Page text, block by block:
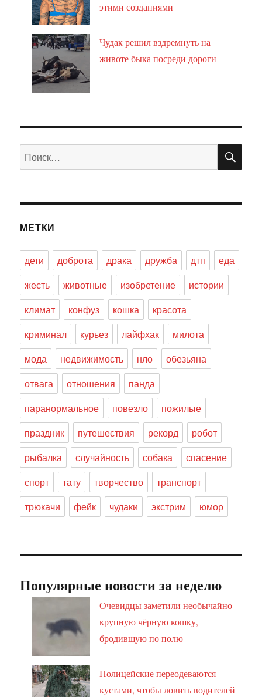
этими созданиями
Чудак решил вздремнуть на
животе быка посреди дороги
Искать:
МЕТКИ
дети доброта драка дружба дтп
еда
жесть
животные изобретение
истории
климат
конфуз кошка
красота
криминал
курьез лайфхак
милота
мода
недвижимость нло
обезьяна
отвага
отношения
панда
паранормальное
повезло
пожилые
праздник
путешествия рекорд
робот
рыбалка
случайность собака
спасение
спорт
тату творчество
транспорт
трюкачи
фейк чудаки экстрим юмор
Популярные новости за неделю
Очевидцы заметили необычайно
крупную чёрную кошку,
бродившую по полю
Полицейские переодеваются
кустами, чтобы ловить водителей